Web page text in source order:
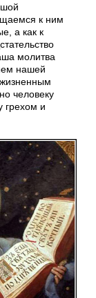
к ним
а как к
молитва
нашей
человеку
грехом и